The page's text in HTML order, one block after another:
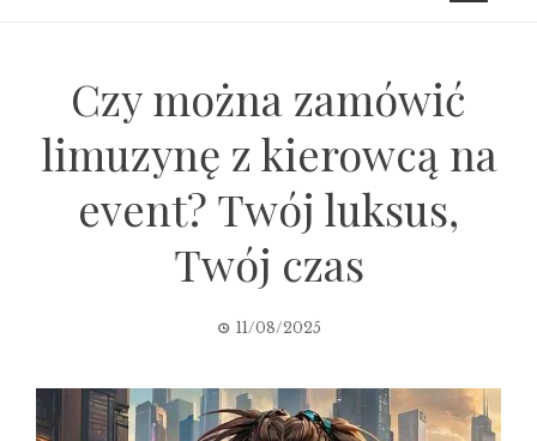
Czy można zamówić
limuzynę z kierowcą na
event? Twój luksus,
Twój czas
11/08/2025